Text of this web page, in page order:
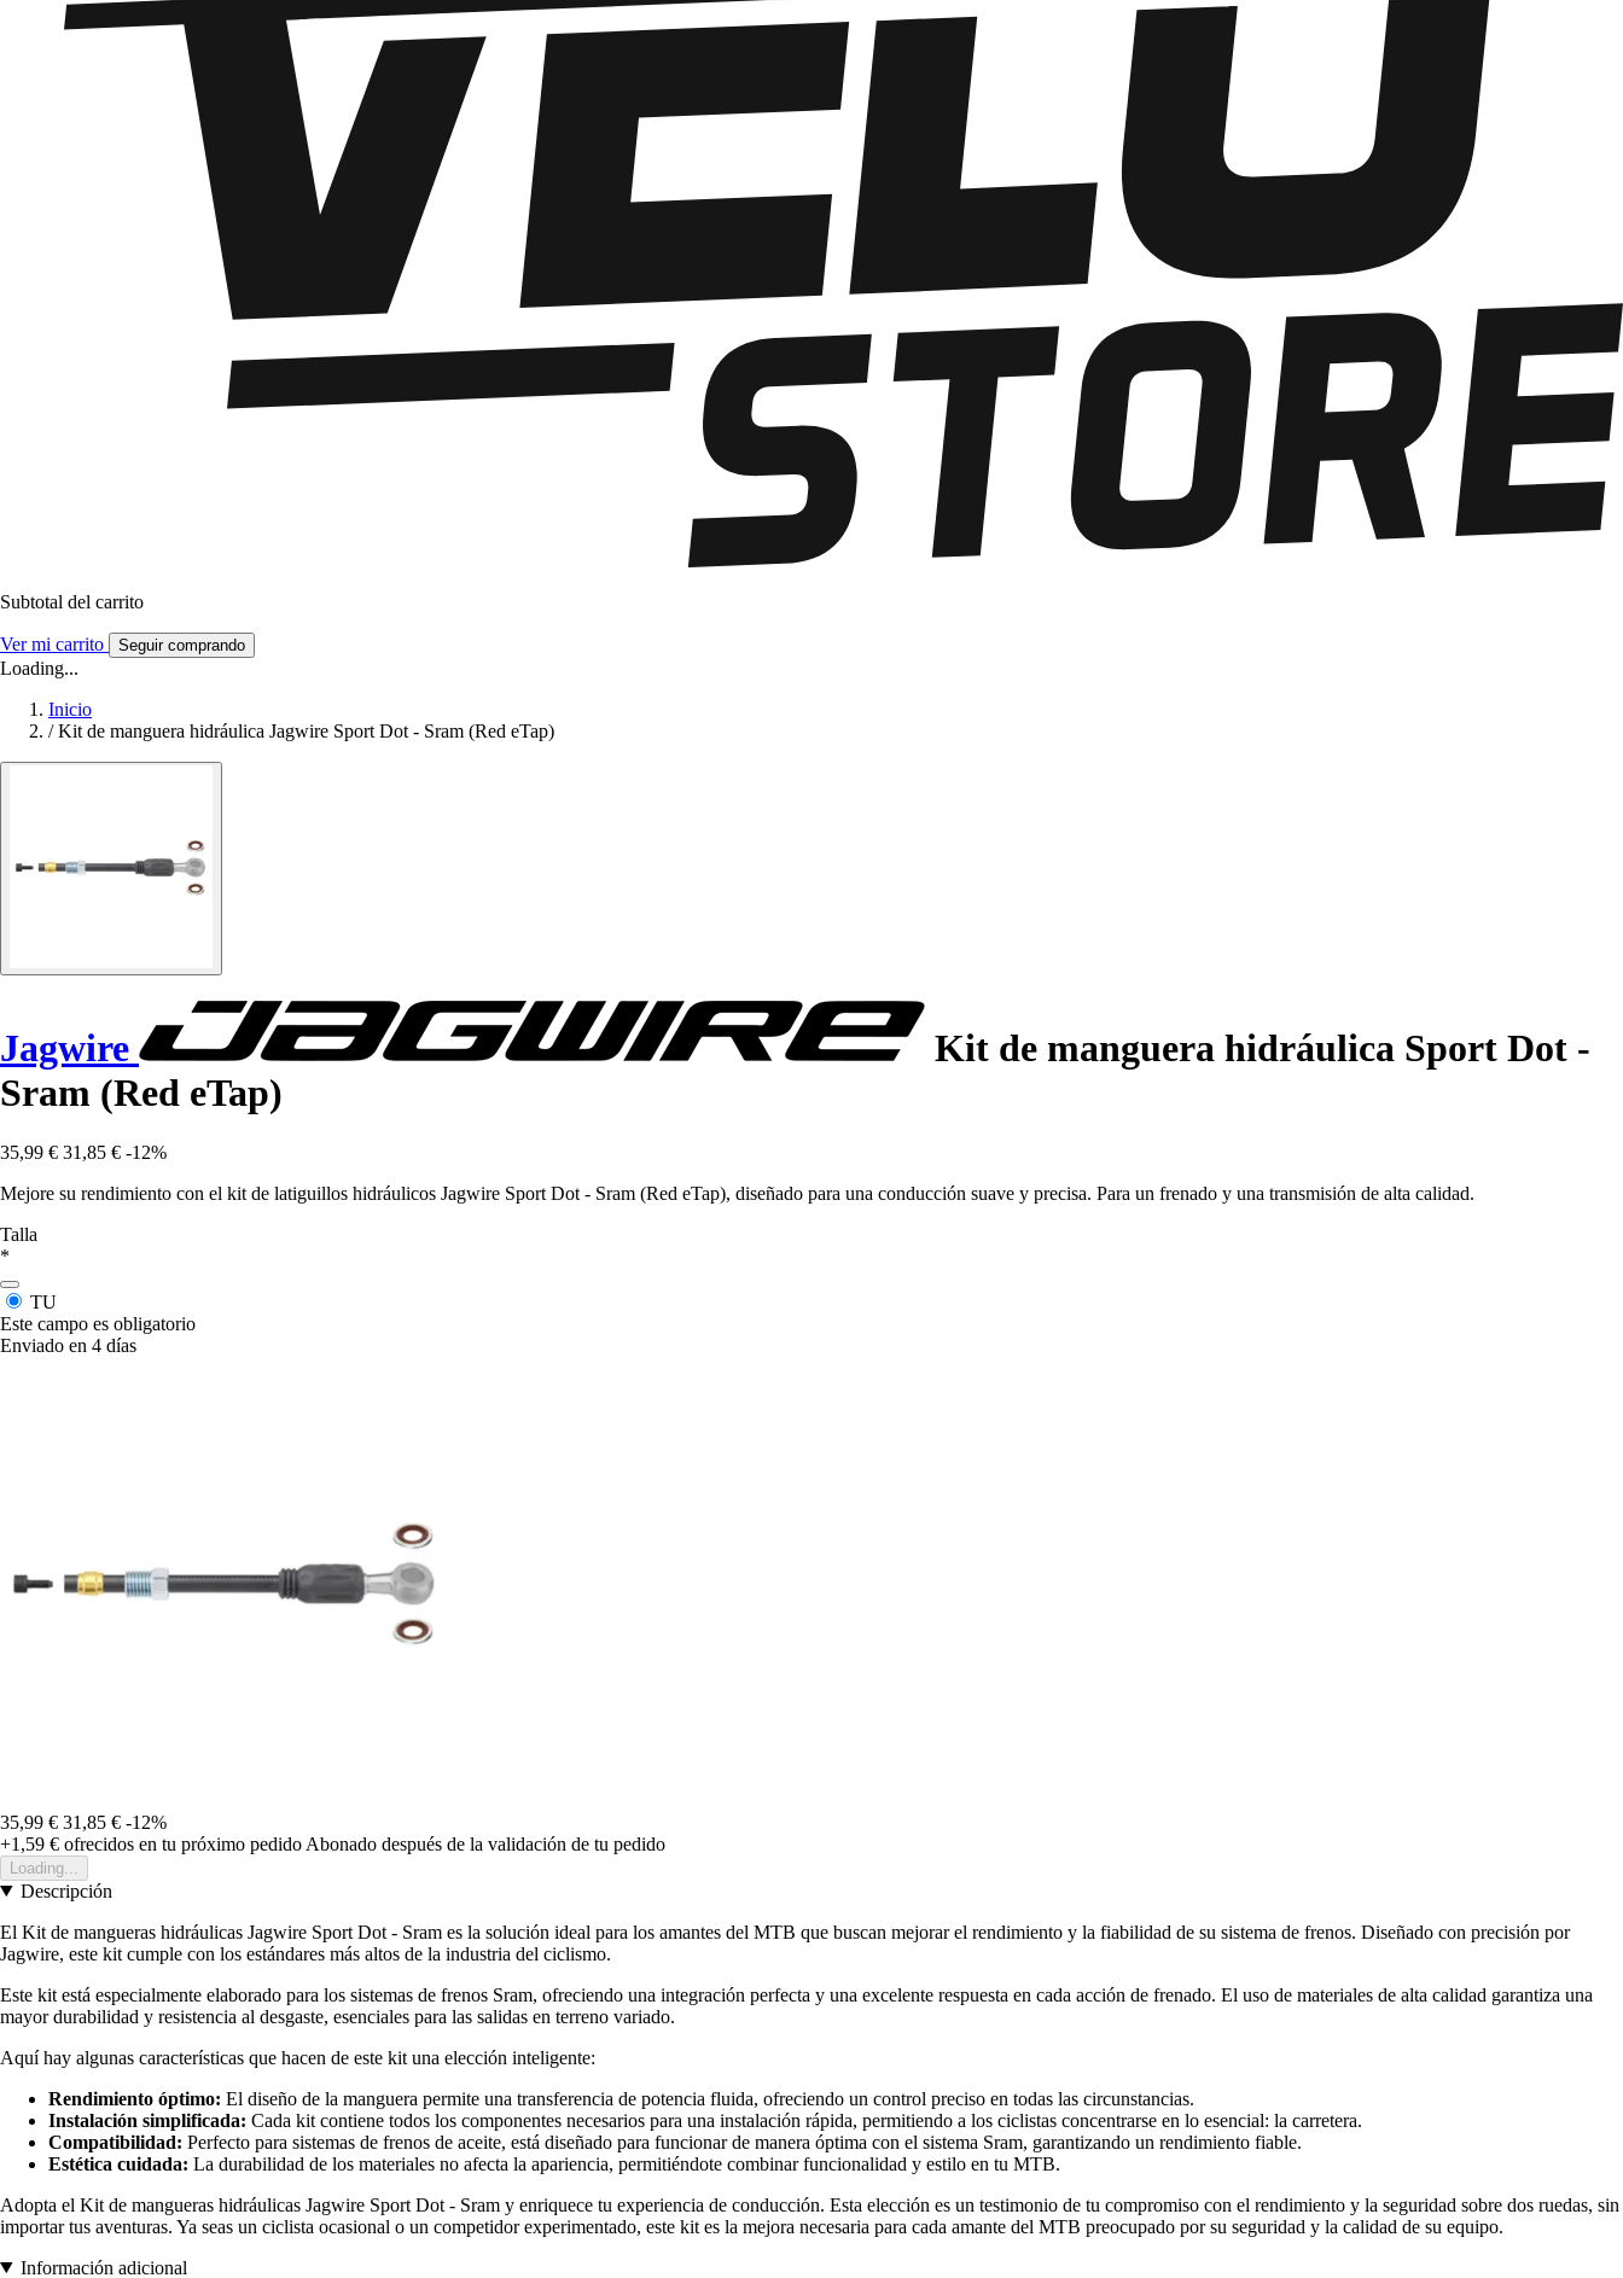
Subtotal del carrito
Ver mi carrito Seguir comprando
Loading...
Inicio
/ Kit de manguera hidráulica Jagwire Sport Dot - Sram (Red eTap)
Jagwire
Kit de manguera hidráulica Sport Dot -
Sram (Red eTap)
35,99 € 31,85 € -12%
Mejore su rendimiento con el kit de latiguillos hidráulicos Jagwire Sport Dot - Sram (Red eTap), diseñado para una conducción suave y precisa. Para un frenado y una transmisión de alta calidad.
Talla
*
TU
Este campo es obligatorio
Enviado en 4 días
35,99 € 31,85 € -12%
+1,59 € ofrecidos en tu próximo pedido Abonado después de la validación de tu pedido
Loading...
Descripción
El Kit de mangueras hidráulicas Jagwire Sport Dot - Sram es la solución ideal para los amantes del MTB que buscan mejorar el rendimiento y la fiabilidad de su sistema de frenos. Diseñado con precisión por
Jagwire, este kit cumple con los estándares más altos de la industria del ciclismo.
Este kit está especialmente elaborado para los sistemas de frenos Sram, ofreciendo una integración perfecta y una excelente respuesta en cada acción de frenado. El uso de materiales de alta calidad garantiza una
mayor durabilidad y resistencia al desgaste, esenciales para las salidas en terreno variado.
Aquí hay algunas características que hacen de este kit una elección inteligente:
Rendimiento óptimo: El diseño de la manguera permite una transferencia de potencia fluida, ofreciendo un control preciso en todas las circunstancias.
Instalación simplificada: Cada kit contiene todos los componentes necesarios para una instalación rápida, permitiendo a los ciclistas concentrarse en lo esencial: la carretera.
Compatibilidad: Perfecto para sistemas de frenos de aceite, está diseñado para funcionar de manera óptima con el sistema Sram, garantizando un rendimiento fiable.
Estética cuidada: La durabilidad de los materiales no afecta la apariencia, permitiéndote combinar funcionalidad y estilo en tu MTB.
Adopta el Kit de mangueras hidráulicas Jagwire Sport Dot - Sram y enriquece tu experiencia de conducción. Esta elección es un testimonio de tu compromiso con el rendimiento y la seguridad sobre dos ruedas, sin
importar tus aventuras. Ya seas un ciclista ocasional o un competidor experimentado, este kit es la mejora necesaria para cada amante del MTB preocupado por su seguridad y la calidad de su equipo.
Información adicional